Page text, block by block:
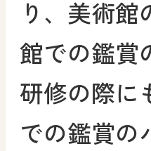
り、美術
館での鑑賞
研修の際に
での鑑賞の